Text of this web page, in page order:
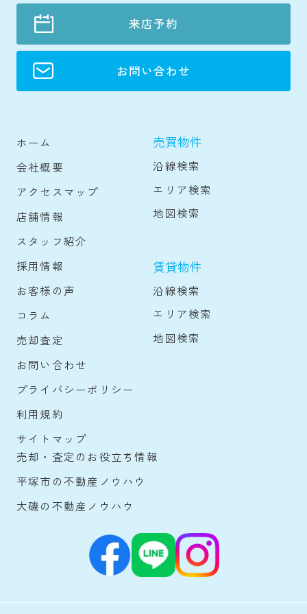
来店予約
お問い合わせ
ホーム
会社概要
アクセスマップ
店舗情報
スタッフ紹介
採用情報
お客様の声
コラム
売却査定
お問い合わせ
プライバシーポリシー
利用規約
サイトマップ
売買物件
沿線検索
エリア検索
地図検索
賃貸物件
沿線検索
エリア検索
地図検索
売却・査定のお役立ち情報
平塚市の不動産ノウハウ
大磯の不動産ノウハウ